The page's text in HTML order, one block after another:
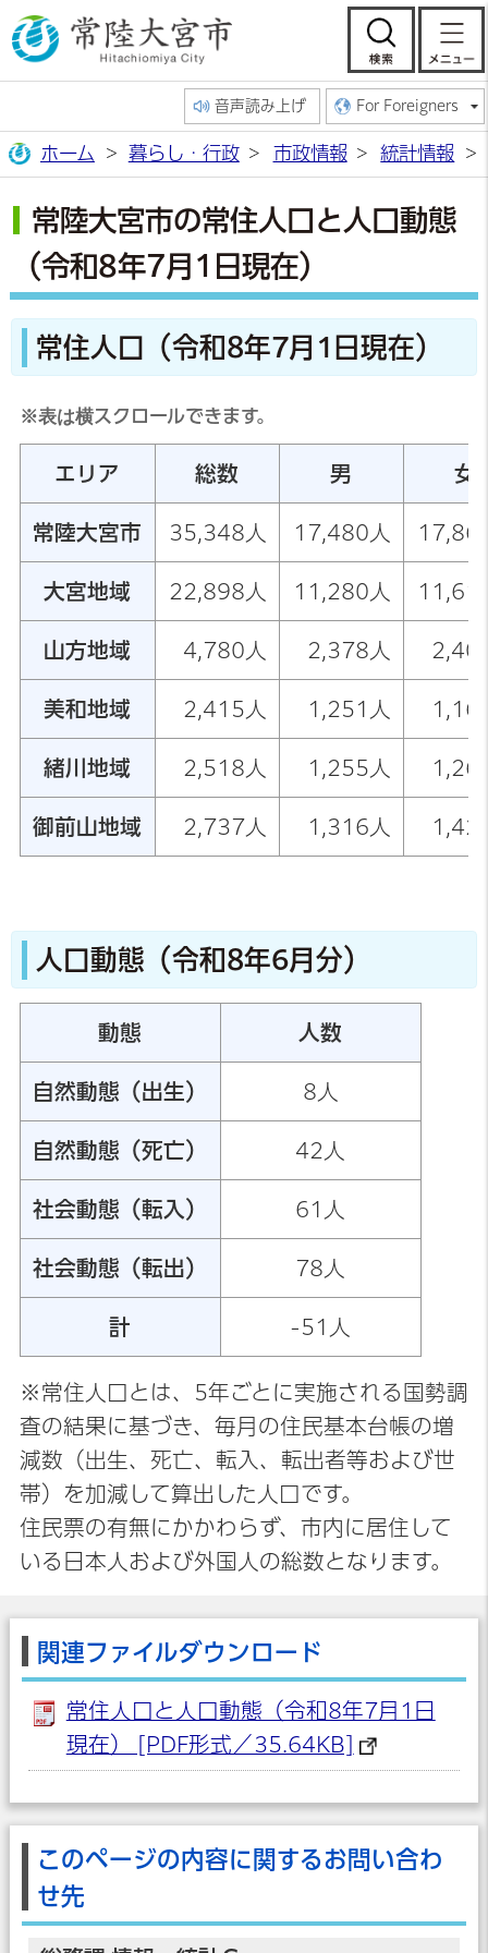
常陸大宮市公
検
音声読み上げ For Foreigners
ホーム 暮らし・行政 市政情報 統計情報
常陸大宮市の常住人口と人口動態
（令和8年7月1日現在）
常住人口（令和8年7月1日現在）
※表は横スクロールできます。
エリア 総数 男 女
常陸大宮市 35,348人 17,480人
大宮地域 22,898人 11,280人
山方地域 4,780人 2,378人
美和地域 2,415人 1,251人
緒川地域 2,518人 1,255人
御前山地域 2,737人 1,316人
人口動態（令和8年6月分）
動態 人数
自然動態（出生） 8人
自然動態（死亡） 42人
社会動態（転入） 61人
社会動態（転出） 78人
計 -51人
※常住人口とは、5年ごとに実施される国勢調
査の結果に基づき、毎月の住民基本台帳の増
減数（出生、死亡、転入、転出者等および世
帯）を加減して算出した人口です。
住民票の有無にかかわらず、市内に居住して
いる日本人および外国人の総数となります。
関連ファイルダウンロード
常住人口と人口動態（令和8年7月1日
現在） [PDF形式／35.64KB]
このページの内容に関するお問い合わ
せ先